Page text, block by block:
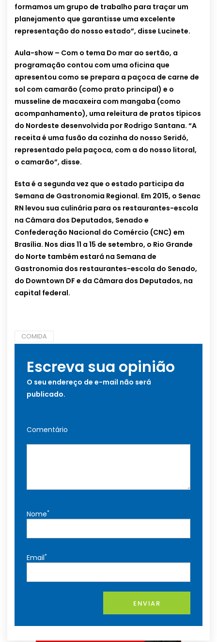
formamos um grupo de trabalho para traçar um
planejamento que garantisse uma excelente
representação do nosso estado”, disse Lucinete.
Aula-show – Com o tema Do mar ao sertão, a
programação contou com uma oficina que
apresentou como se prepara a paçoca de carne de
sol com camarão (como prato principal) e o
musseline de macaxeira com mangaba (como
acompanhamento), uma releitura de pratos típicos
do Nordeste desenvolvida por Rodrigo Santana. “A
receita é uma fusão da cozinha do nosso Seridó,
representado pela paçoca, com a do nosso litoral,
o camarão”, disse.
Esta é a segunda vez que o estado participa da
Semana de Gastronomia Regional. Em 2015, o Senac
RN levou sua culinária para os restaurantes-escola
na Câmara dos Deputados, Senado e
Confederação Nacional do Comércio (CNC) em
Brasília. Nos dias 11 a 15 de setembro, o Rio Grande
do Norte também estará na Semana de
Gastronomia dos restaurantes-escola do Senado,
do Downtown DF e da Câmara dos Deputados, na
capital federal.
COMIDA
Escreva sua opinião
O seu endereço de e-mail não será
publicado.
Comentário
Nome*
Email*
ENVIAR